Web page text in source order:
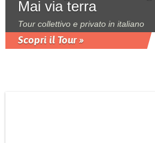
Mai via terra
Tour collettivo e privato in italiano
Scopri il Tour »